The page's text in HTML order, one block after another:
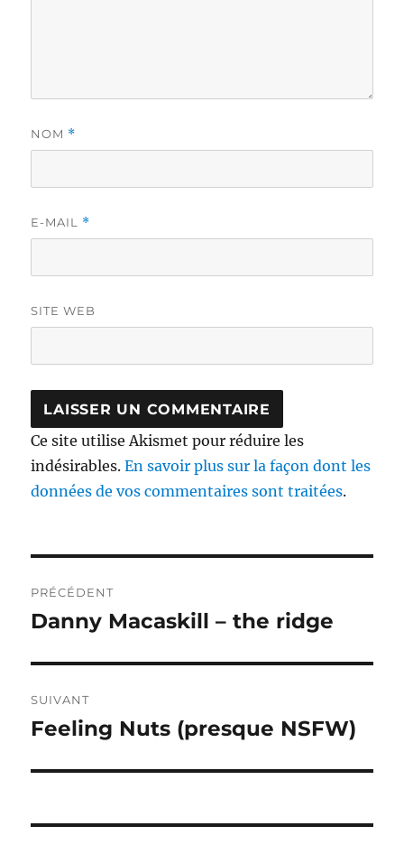
NOM *
E-MAIL *
SITE WEB
Ce site utilise Akismet pour réduire les
indésirables.En savoir plus sur la façon dont les
données de vos commentaires sont traitées.
de
PRÉCÉDENT
Publication
Danny Macaskill – the ridge
SUIVANT
Publication
Feeling Nuts (presque NSFW)